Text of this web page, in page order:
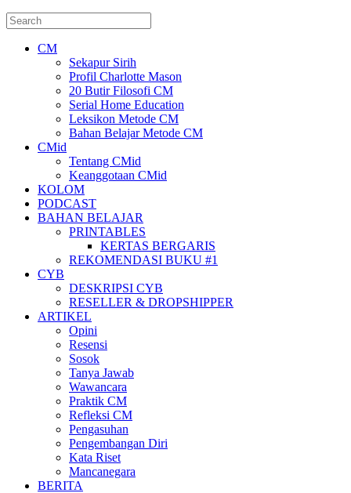
CM
Sekapur Sirih
Profil Charlotte Mason
20 Butir Filosofi CM
Serial Home Education
Leksikon Metode CM
Bahan Belajar Metode CM
CMid
Tentang CMid
Keanggotaan CMid
KOLOM
PODCAST
BAHAN BELAJAR
PRINTABLES
KERTAS BERGARIS
REKOMENDASI BUKU #1
CYB
DESKRIPSI CYB
RESELLER & DROPSHIPPER
ARTIKEL
Opini
Resensi
Sosok
Tanya Jawab
Wawancara
Praktik CM
Refleksi CM
Pengasuhan
Pengembangan Diri
Kata Riset
Mancanegara
BERITA